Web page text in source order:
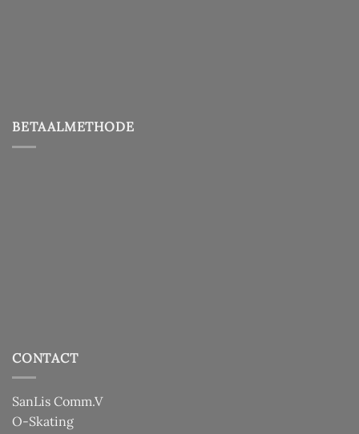
BETAALMETHODE
CONTACT
SanLis Comm.V
O-Skating